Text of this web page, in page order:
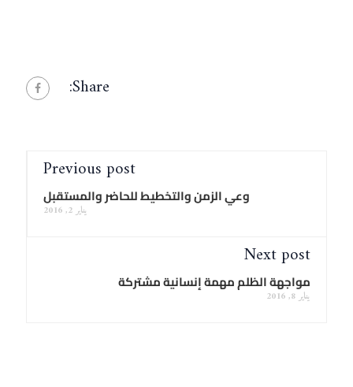
Share:
Previous post
وعي الزمن والتخطيط للحاضر والمستقبل
يناير 2, 2016
Next post
مواجهة الظلم مهمة إنسانية مشتركة
يناير 8, 2016